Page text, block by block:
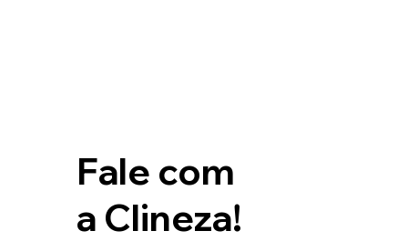
Fale com
a Clineza!